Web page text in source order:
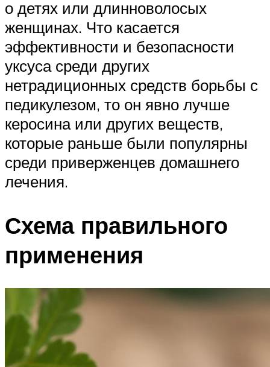
о детях или длинноволосых
женщинах. Что касается
эффективности и безопасности
уксуса среди других
нетрадиционных средств борьбы с
педикулезом, то он явно лучше
керосина или других веществ,
которые раньше были популярны
среди приверженцев домашнего
лечения.
Схема правильного
применения